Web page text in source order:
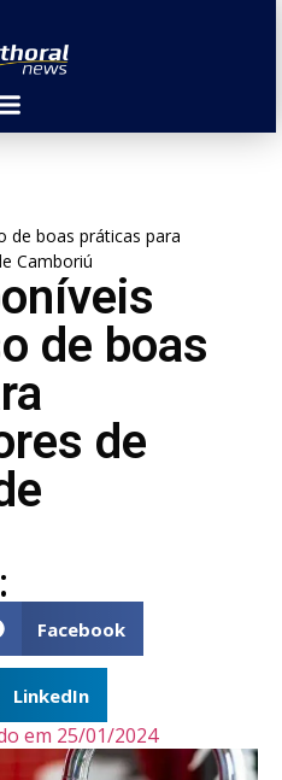
de boas práticas para
Camboriú
de boas
de
Facebook
LinkedIn
em 25/01/2024